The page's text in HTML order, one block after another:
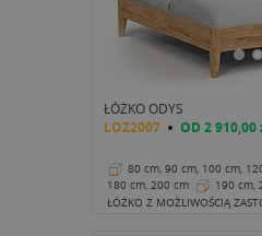
ŁÓŻKO ODYS
LOZ2007 OD 2 910,00
80 cm, 90 cm, 100 cm,
180 cm, 200 cm
190 cm,
cm
43 cm
ŁÓŻKO Z MOŻLIWOŚCIĄ